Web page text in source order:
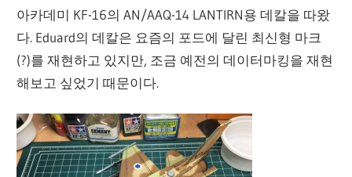
아카데미 KF-16의 AN/AAQ-14 LANTIRN용 데칼을 따왔
다. Eduard의 데칼은 요즘의 포드에 달린 최신형 마크
(?)를 재현하고 있지만, 조금 예전의 데이터마킹을 재현
해보고 싶었기 때문이다.